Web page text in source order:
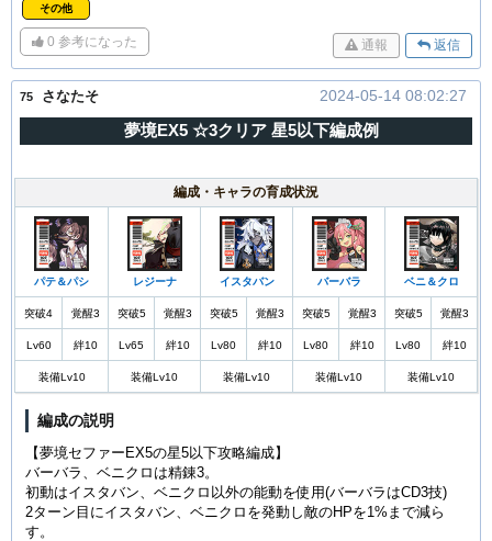
その他
0 参考になった 返信
通報
75 さなたそ 2024-05-14 08:02:27
夢境EX5 ☆3クリア 星5以下編成例
編成・キャラの育成状況
パテ＆パシ レジーナ イスタバン バーバラ ベニ＆クロ
突破4 覚醒3 突破5 覚醒3 突破5 覚醒3 突破5 覚醒3 突破5 覚醒3
Lv60 絆10 Lv65 絆10 Lv80 絆10 Lv80 絆10 Lv80 絆10
装備Lv10 装備Lv10 装備Lv10 装備Lv10 装備Lv10
編成の説明
【夢境セファーEX5の星5以下攻略編成】
バーバラ、ベニクロは精錬3。
初動はイスタバン、ベニクロ以外の能動を使用(バーバラはCD3技)
2ターン目にイスタバン、ベニクロを発動し敵のHPを1%まで減ら
す。